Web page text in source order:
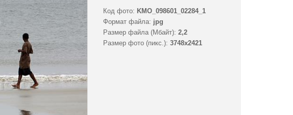
Код фото: KMO_098601_02284_1
Формат файла: jpg
Размер файла (Мбайт): 2,2
Размер фото (пикс.): 3748x2421